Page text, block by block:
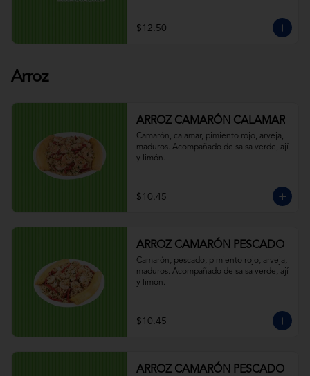
$12.50
Arroz
ARROZ CAMARÓN CALAMAR
Camarón, calamar, pimiento rojo, arveja,
maduros. Acompañado de salsa verde, ají
y limón.
$10.45
ARROZ CAMARÓN PESCADO
Camarón, pescado, pimiento rojo, arveja,
maduros. Acompañado de salsa verde, ají
y limón.
$10.45
ARROZ CAMARÓN PESCADO